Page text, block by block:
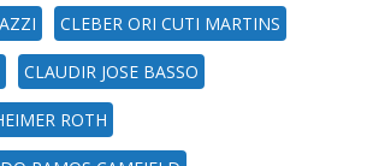
CLEBER ORI CUTI MARTINS
CLAUDIR JOSE BASSO
ROTH